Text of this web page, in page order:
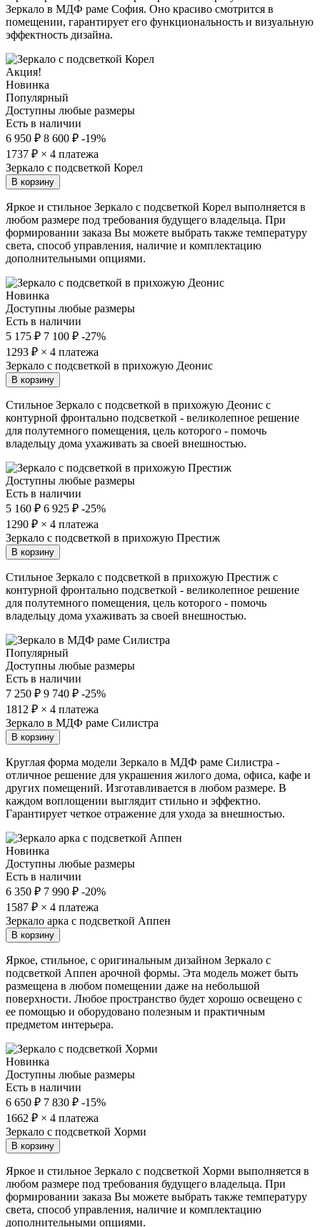
Зеркало в МДФ раме София. Оно красиво смотрится в
помещении, гарантирует его функциональность и визуальную
эффектность дизайна.
Акция!
Новинка
Популярный
Доступны любые размеры
Есть в наличии
6 950 ₽ 8 600 ₽ -19%
1737 ₽ × 4 платежа
Зеркало с подсветкой Корел
В корзину
Яркое и стильное Зеркало с подсветкой Корел выполняется в
любом размере под требования будущего владельца. При
формировании заказа Вы можете выбрать также температуру
света, способ управления, наличие и комплектацию
дополнительными опциями.
Новинка
Доступны любые размеры
Есть в наличии
5 175 ₽ 7 100 ₽ -27%
1293 ₽ × 4 платежа
Зеркало с подсветкой в прихожую Деонис
В корзину
Стильное Зеркало с подсветкой в прихожую Деонис с
контурной фронтально подсветкой - великолепное решение
для полутемного помещения, цель которого - помочь
владельцу дома ухаживать за своей внешностью.
Доступны любые размеры
Есть в наличии
5 160 ₽ 6 925 ₽ -25%
1290 ₽ × 4 платежа
Зеркало с подсветкой в прихожую Престиж
В корзину
Стильное Зеркало с подсветкой в прихожую Престиж с
контурной фронтально подсветкой - великолепное решение
для полутемного помещения, цель которого - помочь
владельцу дома ухаживать за своей внешностью.
Популярный
Доступны любые размеры
Есть в наличии
7 250 ₽ 9 740 ₽ -25%
1812 ₽ × 4 платежа
Зеркало в МДФ раме Силистра
В корзину
Круглая форма модели Зеркало в МДФ раме Силистра -
отличное решение для украшения жилого дома, офиса, кафе и
других помещений. Изготавливается в любом размере. В
каждом воплощении выглядит стильно и эффектно.
Гарантирует четкое отражение для ухода за внешностью.
Новинка
Доступны любые размеры
Есть в наличии
6 350 ₽ 7 990 ₽ -20%
1587 ₽ × 4 платежа
Зеркало арка с подсветкой Аппен
В корзину
Яркое, стильное, с оригинальным дизайном Зеркало с
подсветкой Аппен арочной формы. Эта модель может быть
размещена в любом помещении даже на небольшой
поверхности. Любое пространство будет хорошо освещено с
ее помощью и оборудовано полезным и практичным
предметом интерьера.
Новинка
Доступны любые размеры
Есть в наличии
6 650 ₽ 7 830 ₽ -15%
1662 ₽ × 4 платежа
Зеркало с подсветкой Хорми
В корзину
Яркое и стильное Зеркало с подсветкой Хорми выполняется в
любом размере под требования будущего владельца. При
формировании заказа Вы можете выбрать также температуру
света, способ управления, наличие и комплектацию
дополнительными опциями.